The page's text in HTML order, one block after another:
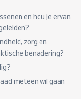
en hou je ervan
zorg en
benadering?
meteen wil gaan